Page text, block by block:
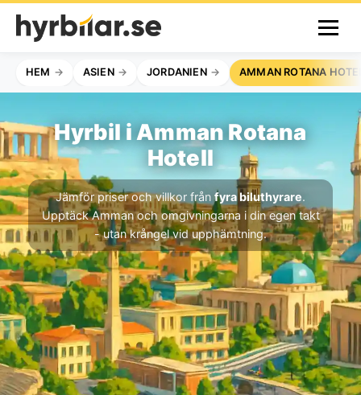
HEM ASIEN JORDANIEN AMMAN ROTANA
Hyrbil i Amman Rotana
Hotell
Jämför priser och villkor från fyra biluthyrare.
Upptäck Amman och omgivningarna i din egen takt
- utan krångel vid upphämtning.